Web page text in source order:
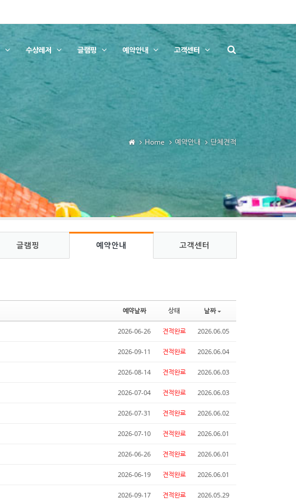
수상레저 글램핑 예약안내 고객센터
Home 예약안내 단체견적
글램핑 예약안내 고객센터
예약날짜 상태 날짜
2026-06-26 견적완료 2026.06.05
2026-09-11 견적완료 2026.06.04
2026-08-14 견적완료 2026.06.03
2026-07-04 견적완료 2026.06.03
2026-07-31 견적완료 2026.06.02
2026-07-10 견적완료 2026.06.01
2026-06-26 견적완료 2026.06.01
2026-06-19 견적완료 2026.06.01
2026-09-17 견적완료 2026.05.29